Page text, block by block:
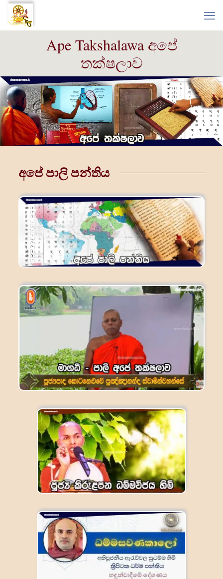
Ape Takshalawa අපේ
තක්ෂලාව
අපේ පාලි පන්තිය